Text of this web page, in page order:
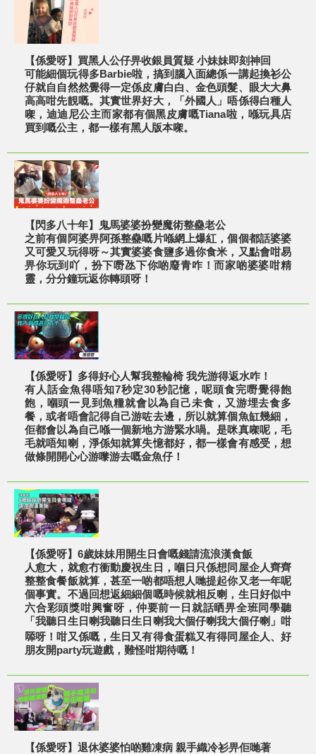
【係愛呀】買黑人公仔畀收銀員質疑 小妹妹即刻神回
​可能細個玩得多Barbie啦，搞到腦入面總係一講起換衫公
仔就自自然然覺得一定係皮膚白白、金色頭髮、眼大大鼻
高高咁先靚嘅。其實世界好大，「外國人」唔係得白種人
㗎，迪迪尼公主而家都有個黑皮膚嘅Tiana啦，喺玩具店
買到嘅公主，都一樣有黑人版本㗎。
【閃多八十年】鬼馬婆婆扮變魔術整蠱老公
之前有個阿婆畀阿孫整蠱嘅片喺網上爆紅，個個都話婆婆
又可愛又玩得呀～其實婆婆食鹽多過你食米，又點會咁易
畀你玩到吖，扮下嘢氹下你啲廢青咋！而家啲婆婆咁精
靈，分分鐘玩返你轉頭呀！
【係愛呀】多得好心人幫我整輪椅 我先游得返水咋！
有人話金魚得唔知7秒定30秒記憶，呢頭食完嘢覺得飽
飽，嗰頭一見到魚糧就會以為自己未食，又游埋去食多
餐，或者唔會記得自己游咗去邊，所以就算個魚缸幾細，
佢都會以為自己喺一個新地方游緊水喎。是咪真㗎呢，毛
毛就唔知喇，淨係知就算失憶都好，都一樣會有感受，想
做條開開心心游嚟游去嘅金魚仔！
【係愛呀】6歲妹妹用開生日會嘅錢請流浪漢食飯
人愈大，就愈冇衝動慶祝生日，嗰日只係想同屋企人齊齊
整整食餐飯就算，甚至一啲都唔想人哋提起你又老一年呢
個事實。不過回想返細細個嘅時候就相反喇，生日好似中
六合彩頭獎咁興奮呀，仲要前一日就話晒畀全班同學聽
「我聽日生日喇我聽日生日喇我大個仔喇我大個仔喇」咁
𠻹呀！咁又係嘅，生日又有得食蛋糕又有得同屋企人、好
朋友開party玩遊戲，難怪咁期待嘅！
【係愛呀】退休婆婆怕啲雞凍病 親手織冷衫畀佢哋著